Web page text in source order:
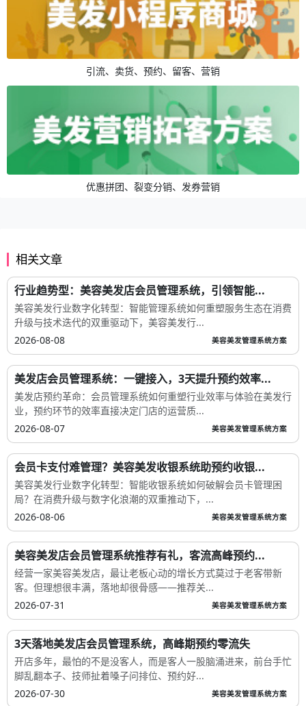
引流、卖货、预约、留客、营销
优惠拼团、裂变分销、发券营销
相关文章
行业趋势型：美容美发店会员管理系统，引领智能...
美容美发行业数字化转型：智能管理系统如何重塑服务生态在消费
升级与技术迭代的双重驱动下，美容美发行...
2026-08-08
美容美发管理系统方案
美发店会员管理系统：一键接入，3天提升预约效率...
美发店预约革命：会员管理系统如何重塑行业效率与体验在美发行
业，预约环节的效率直接决定门店的运营质...
2026-08-07
美容美发管理系统方案
会员卡支付难管理？美容美发收银系统助预约收银...
美容美发行业数字化转型：智能收银系统如何破解会员卡管理困
局？在消费升级与数字化浪潮的双重推动下，...
2026-08-06
美容美发管理系统方案
美容美发店会员管理系统推荐有礼，客流高峰预约...
经营一家美容美发店，最让老板心动的增长方式莫过于老客带新
客。但理想很丰满，落地却很骨感——推荐关...
2026-07-31
美容美发管理系统方案
3天落地美发店会员管理系统，高峰期预约零流失
开店多年，最怕的不是没客人，而是客人一股脑涌进来，前台手忙
脚乱翻本子、技师扯着嗓子问排位、预约好...
2026-07-30
美容美发管理系统方案